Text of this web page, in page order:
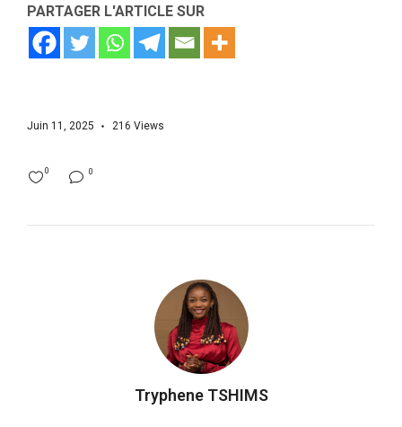
PARTAGER L'ARTICLE SUR
Juin 11, 2025 216 Views
0
0
Tryphene TSHIMS